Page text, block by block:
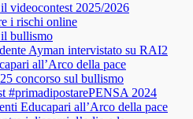
videocontest 2025/2026
i rischi online
bullismo
Ayman intervistato su RAI2
all’Arco della pace
concorso sul bullismo
#primadipostarePENSA 2024
Educapari all’Arco della pace